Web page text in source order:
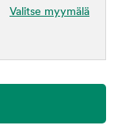
Valitse myymälä